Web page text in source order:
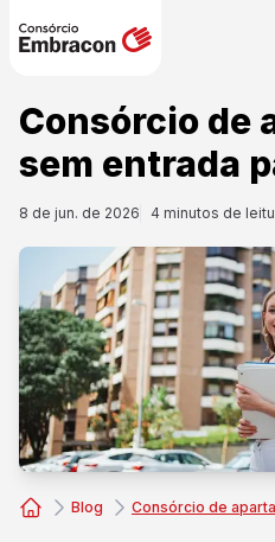
Consórcio de
sem entrada
8 de jun. de 2026 4 minutos de
Blog